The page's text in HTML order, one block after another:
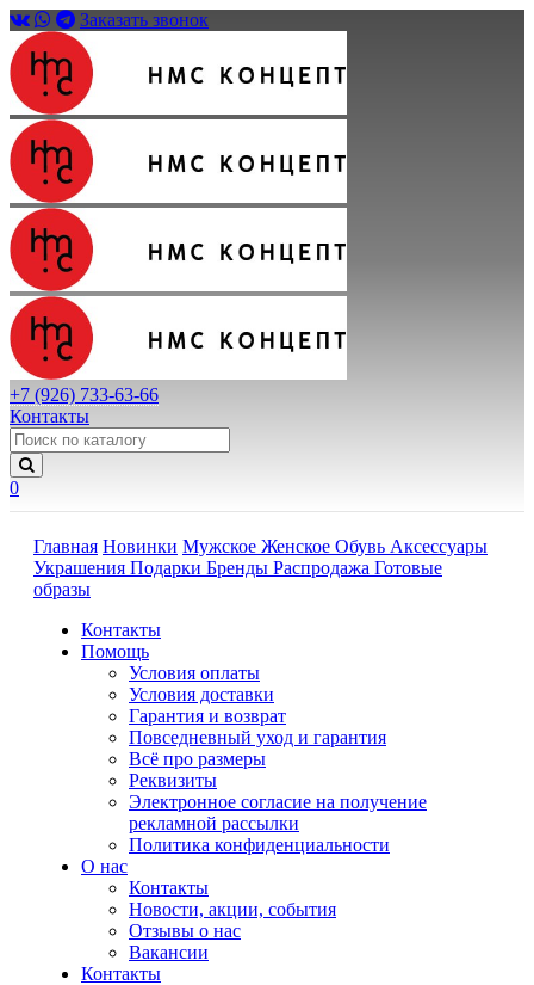
Заказать звонок
+7 (926) 733-63-66
Контакты
0
Главная Новинки Мужское Женское Обувь Аксессуары
Украшения Подарки Бренды Распродажа Готовые
образы
Контакты
Помощь
Условия оплаты
Условия доставки
Гарантия и возврат
Повседневный уход и гарантия
Всё про размеры
Реквизиты
Электронное согласие на получение
рекламной рассылки
Политика конфиденциальности
О нас
Контакты
Новости, акции, события
Отзывы о нас
Вакансии
Контакты